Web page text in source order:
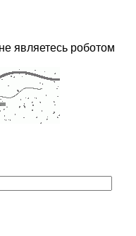
являетесь роботом